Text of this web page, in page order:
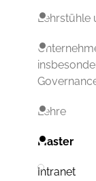
Lehrstühle
Lehre
Master
Intranet